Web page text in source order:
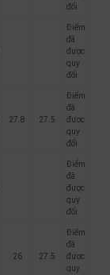
đổi
Điểm
đã
được
quy
đổi
27.8 27.5
Điểm
đã
được
quy
đổi
Điểm
đã
được
quy
đổi
26 27.5
Điểm
đã
được
quy